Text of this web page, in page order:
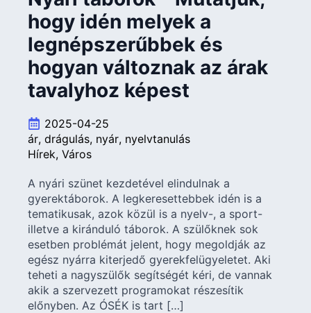
hogy idén melyek a
legnépszerűbbek és
hogyan változnak az árak
tavalyhoz képest
2025-04-25
ár drágulás nyár nyelvtanulás
Hírek Város
A nyári szünet kezdetével elindulnak a
gyerektáborok. A legkeresettebbek idén is a
tematikusak, azok közül is a nyelv-, a sport-
illetve a kiránduló táborok. A szülőknek sok
esetben problémát jelent, hogy megoldják az
egész nyárra kiterjedő gyerekfelügyeletet. Aki
teheti a nagyszülők segítségét kéri, de vannak
akik a szervezett programokat részesítik
előnyben. Az ÓSÉK is tart […]